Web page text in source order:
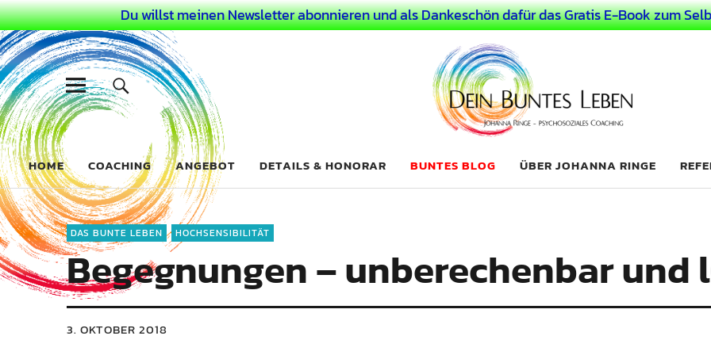
Du willst meinen Newsletter abonnieren und als Dankeschön dafür das Gratis E-Book zum
Dein Buntes Leben
COACHING FÜR DEIN BUNTES LEBEN ALS AUSSERGEWÖHNLICHER MENSCH
HOME COACHING ANGEBOT DETAILS & HONORAR BUNTES BLOG ÜBER JOHANNA RINGE
DAS BUNTE LEBEN HOCHSENSIBILITÄT
Begegnungen – unberechenbar
3. OKTOBER 2018